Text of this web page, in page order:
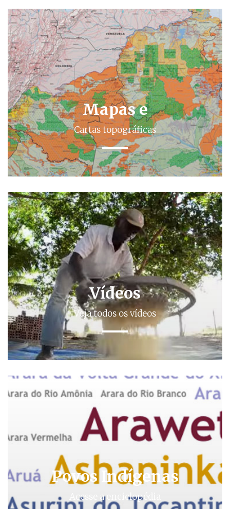
Mapas e
Cartas topográficas
Vídeos
Veja todos os vídeos
Povos Indígenas
Acesse a enciclopédia